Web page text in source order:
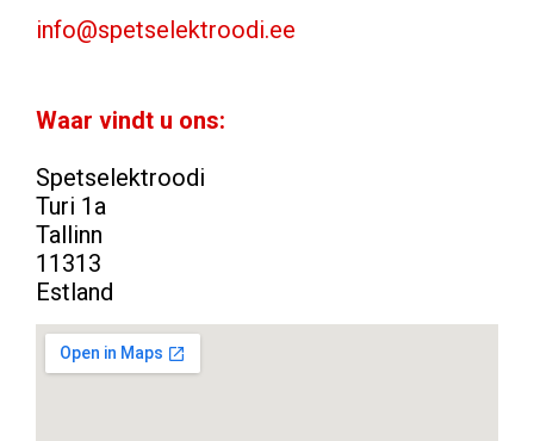
info@spetselektroodi.ee
Waar vindt u ons:
Spetselektroodi
Turi 1a
Tallinn
11313
Estland